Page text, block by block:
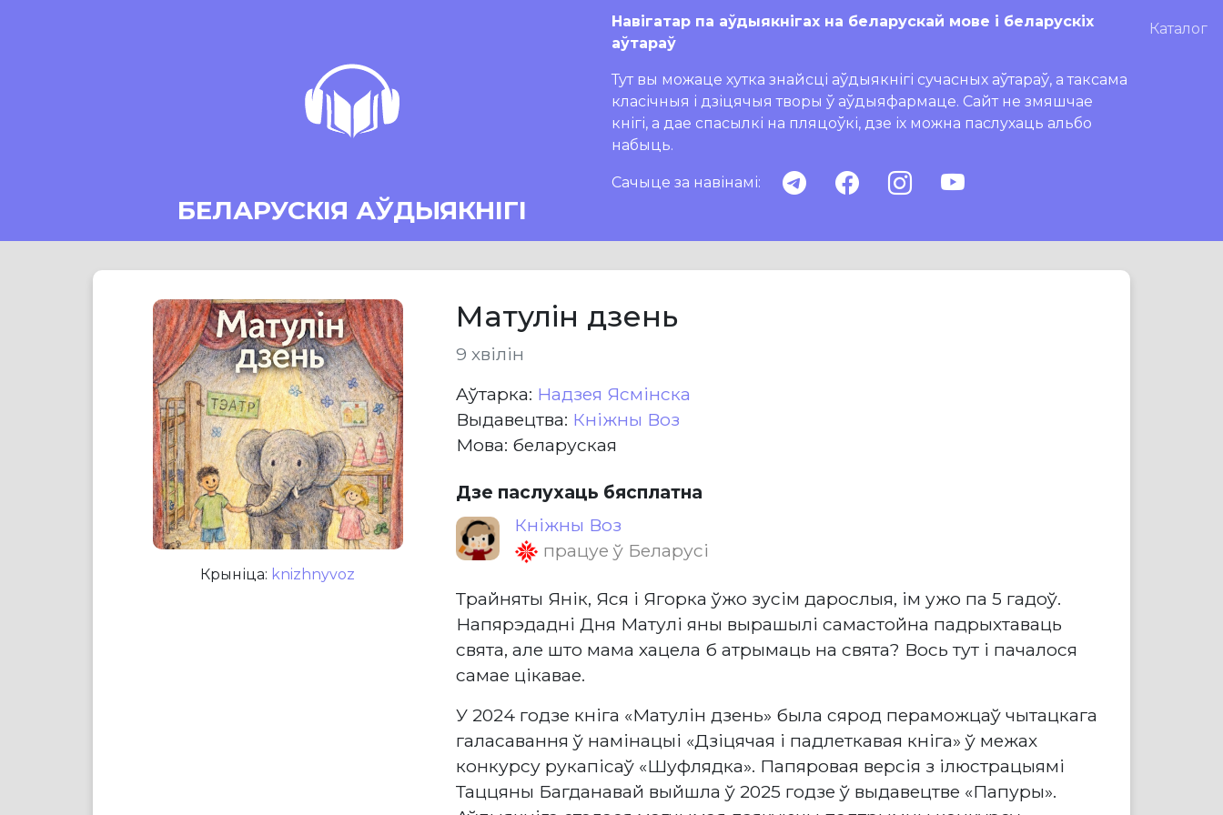
БЕЛАРУСКІЯ АЎДЫЯКНІГІ
Навігатар па аўдыякнігах на беларускай мове і беларускіх
аўтараў
Тут вы можаце хутка знайсці аўдыякнігі сучасных аўтараў, а таксама
класічныя і дзіцячыя творы ў аўдыяфармаце. Сайт не змяшчае
кнігі, а дае спасылкі на пляцоўкі, дзе іх можна паслухаць альбо
набыць.
Сачыце за навінамі:
Каталог
Крыніца: knizhnyvoz
Матулін дзень
9 хвілін
Aўтарка: Надзея Ясмінска
Выдавецтва: Кніжны Воз
Мова: беларуская
Дзе паслухаць бясплатна
Кніжны Воз
працуе ў Беларусі
Трайняты Янік, Яся і Ягорка ўжо зусім дарослыя, ім ужо па 5 гадоў.
Напярэдадні Дня Матулі яны вырашылі самастойна падрыхтаваць
свята, але што мама хацела б атрымаць на свята? Вось тут і пачалося
самае цікавае.
У 2024 годзе кніга «Матулін дзень» была сярод пераможцаў чытацкага
галасавання ў намінацыі «Дзіцячая і падлеткавая кніга» ў межах
конкурсу рукапісаў «Шуфлядка». Папяровая версія з ілюстрацыямі
Таццяны Багданавай выйшла ў 2025 годзе ў выдавецтве «Папуры».